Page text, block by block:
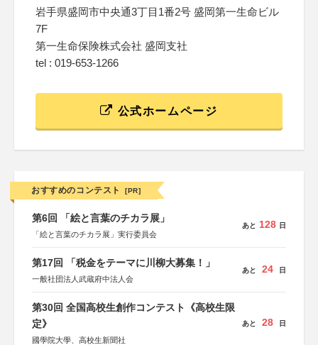
岩手県盛岡市中央通3丁目1番2号 盛岡第一生命ビル
7F
第一生命保険株式会社 盛岡支社
tel : 019-653-1266
公式ホームページ
おすすめのコンテスト [PR]
第6回 「絵と言葉のチカラ展」
「絵と言葉のチカラ展」実行委員会
あと 128 日
第17回 「税金をテーマに川柳大募集！」
一般社団法人武蔵府中法人会
あと 24 日
第30回 全国高校生創作コンテスト《高校生限
定》
國學院大學、高校生新聞社
あと 28 日